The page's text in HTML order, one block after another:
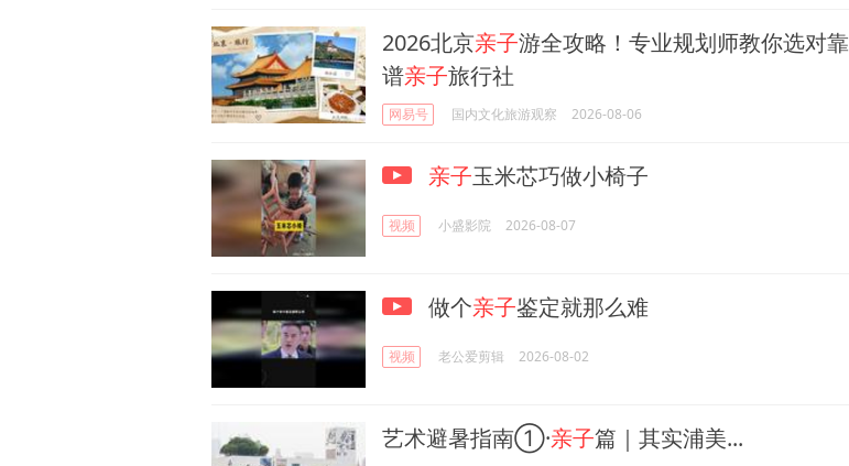
2026北京亲子游全攻略！专业规划师教你选对靠
谱亲子旅行社
网易号 国内文化旅游观察 2026-08-06
亲子玉米芯巧做小椅子
视频 小盛影院 2026-08-07
做个亲子鉴定就那么难
视频 老公爱剪辑 2026-08-02
艺术避暑指南①·亲子篇｜其实浦美...